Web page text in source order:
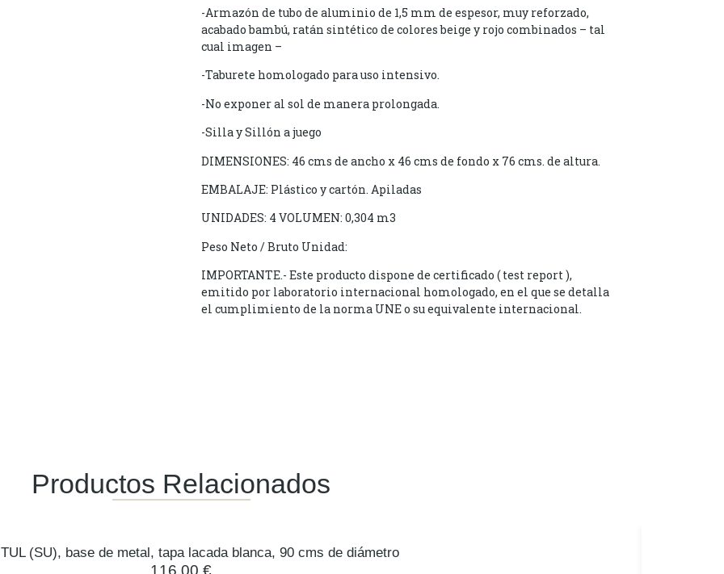
-Armazón de tubo de aluminio de 1,5 mm de espesor, muy reforzado,
acabado bambú, ratán sintético de colores beige y rojo combinados – tal
cual imagen –
-Taburete homologado para uso intensivo.
-No exponer al sol de manera prolongada.
-Silla y Sillón a juego
DIMENSIONES: 46 cms de ancho x 46 cms de fondo x 76 cms. de altura.
EMBALAJE: Plástico y cartón. Apiladas
UNIDADES: 4 VOLUMEN: 0,304 m3
Peso Neto / Bruto Unidad:
IMPORTANTE.- Este producto dispone de certificado ( test report ),
emitido por laboratorio internacional homologado, en el que se detalla
el cumplimiento de la norma UNE o su equivalente internacional.
Productos Relacionados
(SU), base de metal, tapa lacada blanca, 90 cms de diámetro